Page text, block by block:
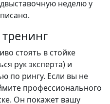
неделю у
стоять в стойке
рук эксперта) и
по рингу. Если вы не
профессионального
Он покажет вашу